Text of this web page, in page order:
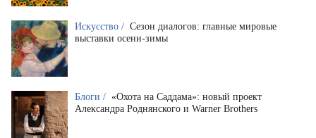
Искусство / Сезон диалогов: главные мировые
выставки осени-зимы
Блоги / «Охота на Саддама»: новый проект
Александра Роднянского и Warner Brothers